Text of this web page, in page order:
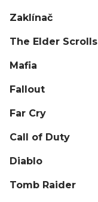
Zaklínač
The Elder Scrolls
Mafia
Fallout
Far Cry
Call of Duty
Diablo
Tomb Raider